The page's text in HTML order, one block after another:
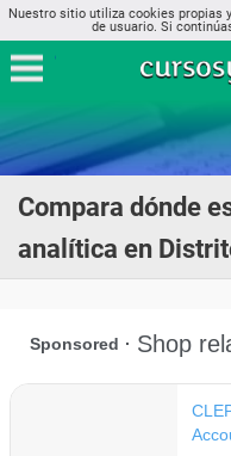
Nuestro sitio utiliza cookies propias
de usuario. Si
Compara dónde
analítica en